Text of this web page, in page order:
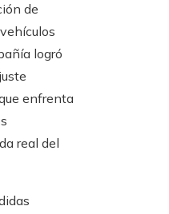
de
logró
enfrenta
real del